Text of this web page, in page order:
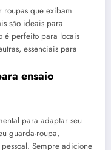
roupas que exibam
são ideais para
é perfeito para locais
essenciais para
ensaio
para adaptar seu
guarda-roupa,
Sempre adicione